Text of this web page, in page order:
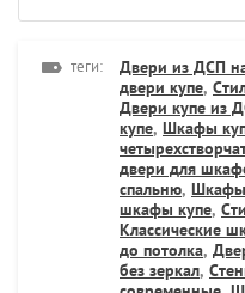
теги: Двери из ДСП
двери купе,
Двери купе из
купе, Шкафы
двери для
спальню, Шкафы
шкафы купе,
Классические
до потолка,
без зеркал,